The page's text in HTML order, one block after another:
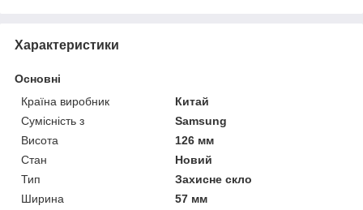
Характеристики
Основні
Країна виробник
Китай
Сумісність з
Samsung
Висота
126 мм
Стан
Новий
Тип
Захисне скло
Ширина
57 мм